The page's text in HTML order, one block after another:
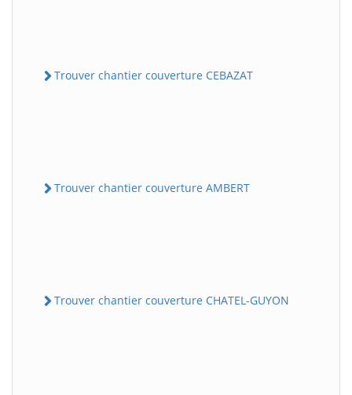
Trouver chantier couverture CEBAZAT
Trouver chantier couverture AMBERT
Trouver chantier couverture CHATEL-GUYON